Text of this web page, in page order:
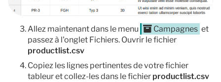
Allez maintenant dans le menu Campagnes et
passez à l'onglet Fichiers. Ouvrir le fichier
productlist.csv
Copiez les lignes pertinentes de votre fichier
tableur et collez-les dans le fichier productlist.csv